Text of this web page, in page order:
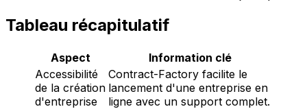
Tableau récapitulatif
Aspect
Information clé
Accessibilité
de la création
d'entreprise
Contract-Factory facilite le
lancement d'une entreprise en
ligne avec un support complet.